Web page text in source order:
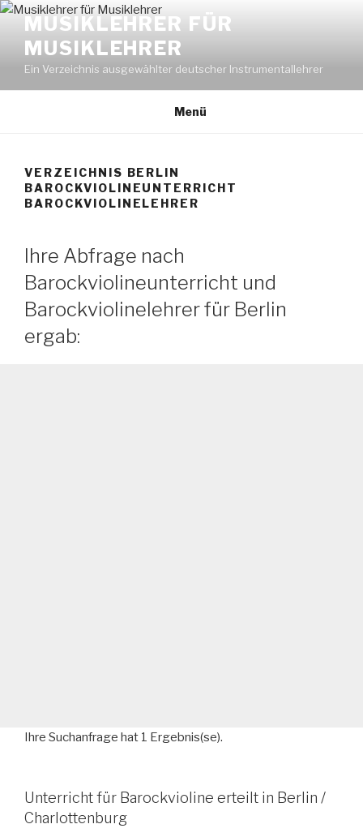
Zum
Inhalt
springen
MUSIKLEHRER FÜR
MUSIKLEHRER
Ein Verzeichnis ausgewählter deutscher Instrumentallehrer
Menü
VERZEICHNIS BERLIN
BAROCKVIOLINEUNTERRICHT
BAROCKVIOLINELEHRER
Ihre Abfrage nach
Barockviolineunterricht und
Barockviolinelehrer für Berlin
ergab:
Ihre Suchanfrage hat 1 Ergebnis(se).
Unterricht für Barockvioline erteilt in Berlin /
Charlottenburg